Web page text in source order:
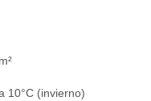
10°C (invierno)